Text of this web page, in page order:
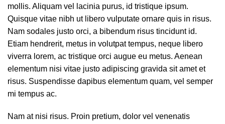
mollis. Aliquam vel lacinia purus, id tristique ipsum.
Quisque vitae nibh ut libero vulputate ornare quis in risus.
Nam sodales justo orci, a bibendum risus tincidunt id.
Etiam hendrerit, metus in volutpat tempus, neque libero
viverra lorem, ac tristique orci augue eu metus. Aenean
elementum nisi vitae justo adipiscing gravida sit amet et
risus. Suspendisse dapibus elementum quam, vel semper
mi tempus ac.
Nam at nisi risus. Proin pretium, dolor vel venenatis